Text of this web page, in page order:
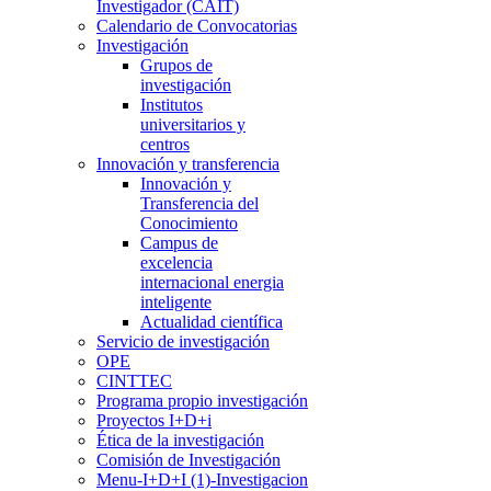
Investigador (CAIT)
Calendario de Convocatorias
Investigación
Grupos de
investigación
Institutos
universitarios y
centros
Innovación y transferencia
Innovación y
Transferencia del
Conocimiento
Campus de
excelencia
internacional energia
inteligente
Actualidad científica
Servicio de investigación
OPE
CINTTEC
Programa propio investigación
Proyectos I+D+i
Ética de la investigación
Comisión de Investigación
Menu-I+D+I (1)-Investigacion